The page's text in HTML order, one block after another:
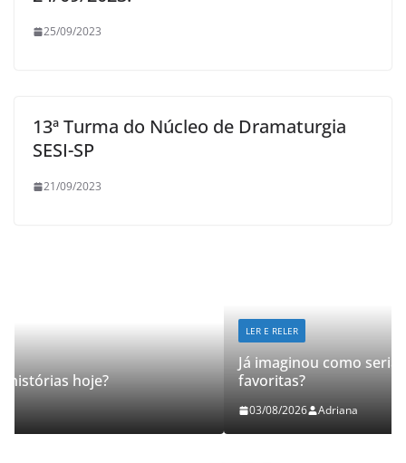
25/09/2023
13ª Turma do Núcleo de Dramaturgia
SESI-SP
21/09/2023
Já imaginou como seria revisitar suas histórias
favoritas?